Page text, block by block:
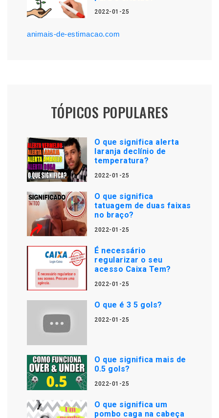
2022-01-25
animais-de-estimacao.com
TÓPICOS POPULARES
O que significa alerta
laranja declínio de
temperatura?
2022-01-25
O que significa
tatuagem de duas faixas
no braço?
2022-01-25
É necessário
regularizar o seu
acesso Caixa Tem?
2022-01-25
O que é 3 5 gols?
2022-01-25
O que significa mais de
0.5 gols?
2022-01-25
O que significa um
pombo caga na cabeça